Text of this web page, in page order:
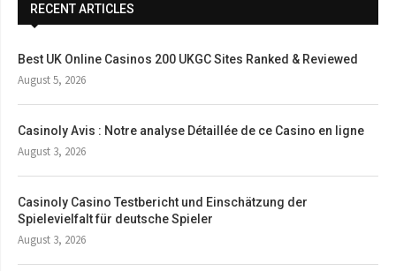
RECENT ARTICLES
Best UK Online Casinos 200 UKGC Sites Ranked & Reviewed
August 5, 2026
Casinoly Avis : Notre analyse Détaillée de ce Casino en ligne
August 3, 2026
Casinoly Casino Testbericht und Einschätzung der
Spielevielfalt für deutsche Spieler
August 3, 2026